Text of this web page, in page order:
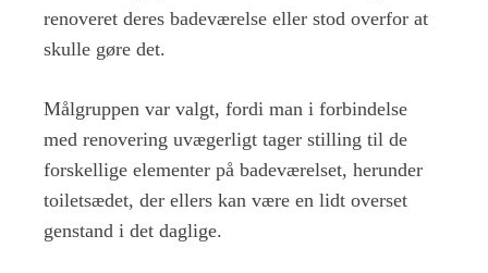
renoveret deres badeværelse eller stod overfor at
skulle gøre det.
Målgruppen var valgt, fordi man i forbindelse
med renovering uvægerligt tager stilling til de
forskellige elementer på badeværelset, herunder
toiletsædet, der ellers kan være en lidt overset
genstand i det daglige.